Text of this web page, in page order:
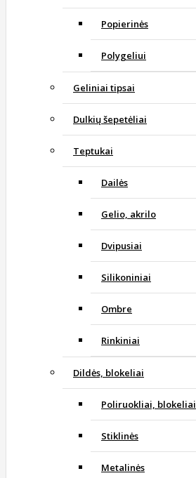
Popierinės
Polygeliui
Geliniai tipsai
Dulkių šepetėliai
Teptukai
Dailės
Gelio, akrilo
Dvipusiai
Silikoniniai
Ombre
Rinkiniai
Dildės, blokeliai
Poliruokliai, blokeliai
Stiklinės
Metalinės